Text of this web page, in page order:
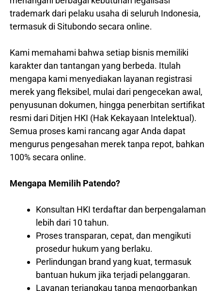
trademark dari pelaku usaha di seluruh Indonesia,
termasuk di Situbondo secara online.
Kami memahami bahwa setiap bisnis memiliki
karakter dan tantangan yang berbeda. Itulah
mengapa kami menyediakan layanan registrasi
merek yang fleksibel, mulai dari pengecekan awal,
penyusunan dokumen, hingga penerbitan sertifikat
resmi dari Ditjen HKI (Hak Kekayaan Intelektual).
Semua proses kami rancang agar Anda dapat
mengurus pengesahan merek tanpa repot, bahkan
100% secara online.
Mengapa Memilih Patendo?
Konsultan HKI terdaftar dan berpengalaman
lebih dari 10 tahun.
Proses transparan, cepat, dan mengikuti
prosedur hukum yang berlaku.
Perlindungan brand yang kuat, termasuk
bantuan hukum jika terjadi pelanggaran.
Layanan terjangkau tanpa mengorbankan